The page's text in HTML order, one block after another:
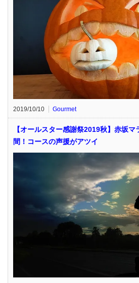
2019/10/10 Gourmet
【オールスター感謝祭2019秋】赤坂
間！コースの声援がアツイ